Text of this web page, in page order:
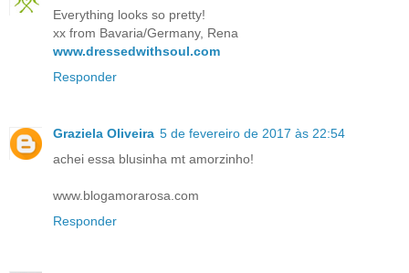
Everything looks so pretty!
xx from Bavaria/Germany, Rena
www.dressedwithsoul.com
Responder
Graziela Oliveira 5 de fevereiro de 2017 às 22:54
achei essa blusinha mt amorzinho!
www.blogamorarosa.com
Responder